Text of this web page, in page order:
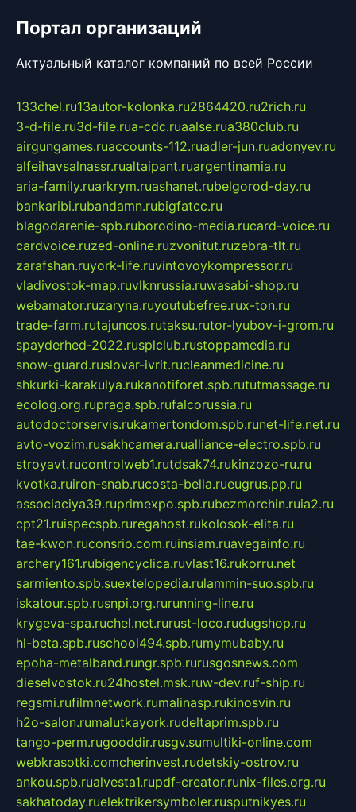
Портал организаций
Актуальный каталог компаний по всей России
133chel.ru13autor-kolonka.ru2864420.ru2rich.ru
3-d-file.ru3d-file.rua-cdc.ruaalse.rua380club.ru
airgungames.ruaccounts-112.ruadler-jun.ruadonyev.ru
alfeihavsalnassr.rualtaipant.ruargentinamia.ru
aria-family.ruarkrym.ruashanet.rubelgorod-day.ru
bankaribi.rubandamn.rubigfatcc.ru
blagodarenie-spb.ruborodino-media.rucard-voice.ru
cardvoice.ruzed-online.ruzvonitut.ruzebra-tlt.ru
zarafshan.ruyork-life.ruvintovoykompressor.ru
vladivostok-map.ruvlknrussia.ruwasabi-shop.ru
webamator.ruzaryna.ruyoutubefree.rux-ton.ru
trade-farm.rutajuncos.rutaksu.rutor-lyubov-i-grom.ru
spayderhed-2022.rusplclub.rustoppamedia.ru
snow-guard.ruslovar-ivrit.rucleanmedicine.ru
shkurki-karakulya.rukanotiforet.spb.rututmassage.ru
ecolog.org.rupraga.spb.rufalcorussia.ru
autodoctorservis.rukamertondom.spb.runet-life.net.ru
avto-vozim.rusakhcamera.rualliance-electro.spb.ru
stroyavt.rucontrolweb1.rutdsak74.rukinzozo-ru.ru
kvotka.ruiron-snab.rucosta-bella.rueugrus.pp.ru
associaciya39.ruprimexpo.spb.rubezmorchin.ruia2.ru
cpt21.ruispecspb.ruregahost.rukolosok-elita.ru
tae-kwon.ruconsrio.com.ruinsiam.ruavegainfo.ru
archery161.rubigencyclica.ruvlast16.rukorru.net
sarmiento.spb.suextelopedia.rulammin-suo.spb.ru
iskatour.spb.rusnpi.org.rurunning-line.ru
krygeva-spa.ruchel.net.rurust-loco.rudugshop.ru
hl-beta.spb.ruschool494.spb.rumymubaby.ru
epoha-metalband.rungr.spb.rurusgosnews.com
dieselvostok.ru24hostel.msk.ruw-dev.ruf-ship.ru
regsmi.rufilmnetwork.rumalinasp.rukinosvin.ru
h2o-salon.rumalutkayork.rudeltaprim.spb.ru
tango-perm.rugooddir.rusgv.sumultiki-online.com
webkrasotki.comcherinvest.rudetskiy-ostrov.ru
ankou.spb.rualvesta1.rupdf-creator.runix-files.org.ru
sakhatoday.ruelektrikersymboler.rusputnikyes.ru